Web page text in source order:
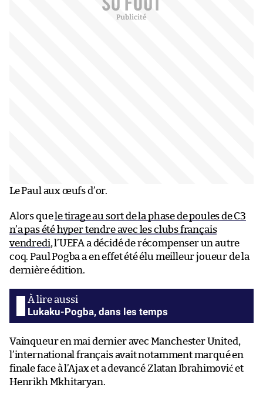
Le Paul aux œufs d’or.
Alors quele tirage au sort de la phase de poules de C3
n’a pas été hyper tendre avec les clubs français
vendredi, l’UEFA a décidé de récompenser un autre
coq. Paul Pogba a en effet été élu meilleur joueur de la
dernière édition.
Lukaku-Pogba, dans les temps
Vainqueur en mai dernier avec Manchester United,
l’international français avait notamment marqué en
finale face à l’Ajax et a devancé Zlatan Ibrahimović et
Henrikh Mkhitaryan.